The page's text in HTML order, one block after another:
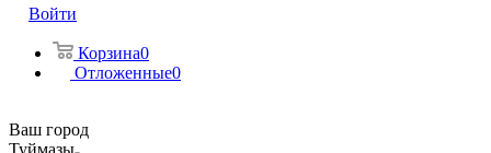
Войти
Корзина0
Отложенные0
Ваш город
Туймазы